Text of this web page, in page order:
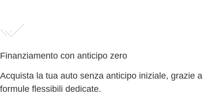
Finanziamento con anticipo zero
Acquista la tua auto senza anticipo iniziale, grazie a
formule flessibili dedicate.